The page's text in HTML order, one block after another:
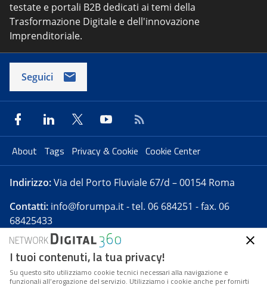
testate e portali B2B dedicati ai temi della
Trasformazione Digitale e dell'innovazione
Imprenditoriale.
Seguici
About Tags Privacy & Cookie Cookie Center
Indirizzo:Via del Porto Fluviale 67/d – 00154 Roma
Contatti: info@forumpa.it- tel. 06 684251 - fax. 06
68425433
Forumpa.itè una pubblicazione telematica iscritta
presso Registro della stampa del Tribunale di Roma -
Reg. n. 182 del 2 maggio 2008 - Direttore resp. Michela
I tuoi contenuti, la tua privacy!
Su questo sito utilizziamo cookie tecnici necessari alla navigazione e
funzionali all’erogazione del servizio. Utilizziamo i cookie anche per fornirti